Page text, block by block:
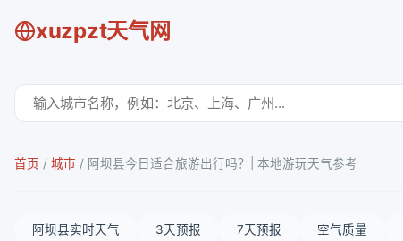
xuzpzt天气网
首页 / 城市 / 阿坝县今日适合旅游出行吗？| 本地游玩天气参考
阿坝县实时天气 3天预报 7天预报 空气质量